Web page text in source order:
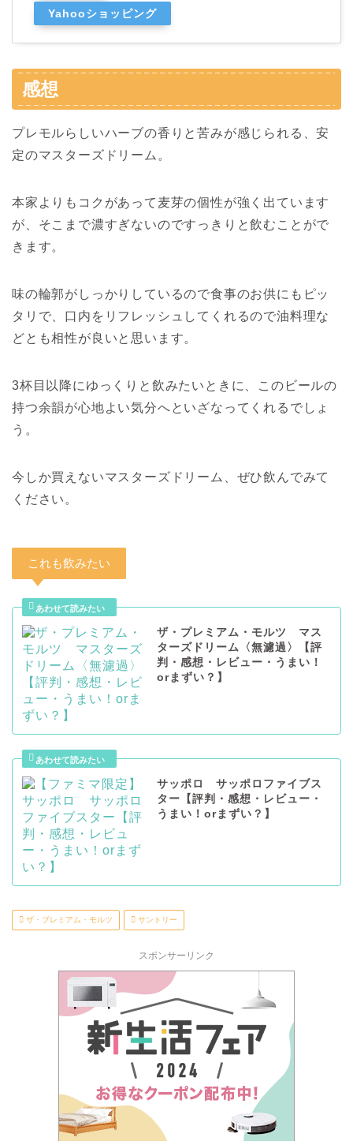
Yahooショッピング
感想
プレモルらしいハーブの香りと苦みが感じられる、安
定のマスターズドリーム。
本家よりもコクがあって麦芽の個性が強く出ています
が、そこまで濃すぎないのですっきりと飲むことがで
きます。
味の輪郭がしっかりしているので食事のお供にもピッ
タリで、口内をリフレッシュしてくれるので油料理な
どとも相性が良いと思います。
3杯目以降にゆっくりと飲みたいときに、このビールの
持つ余韻が心地よい気分へといざなってくれるでしょ
う。
今しか買えないマスターズドリーム、ぜひ飲んでみて
ください。
これも飲みたい
ザ・プレミアム・モルツ マス
ターズドリーム〈無濾過〉【評
判・感想・レビュー・うまい！
orまずい？】
サッポロ サッポロファイブス
ター【評判・感想・レビュー・
うまい！orまずい？】
ザ・プレミアム・モルツ サントリー
スポンサーリンク